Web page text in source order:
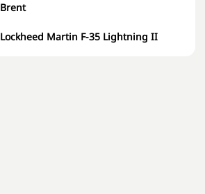
Brent
Lockheed Martin F-35 Lightning II